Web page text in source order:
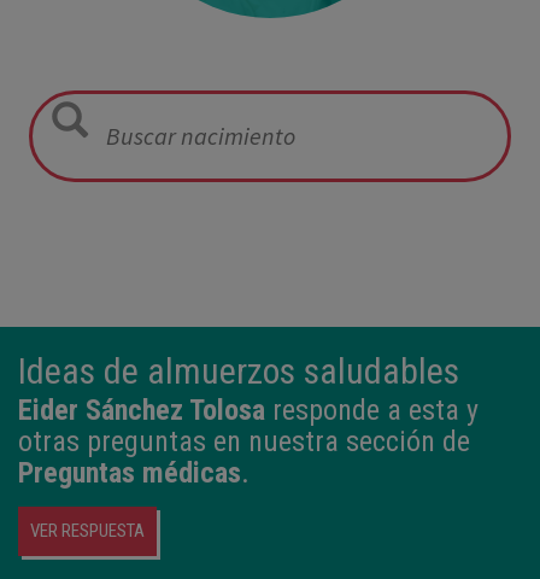
Ideas de almuerzos saludables
Eider Sánchez Tolosa responde a esta y
otras preguntas en nuestra sección de
Preguntas médicas.
VER RESPUESTA